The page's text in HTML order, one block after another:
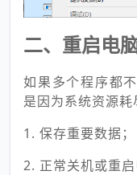
二、重启电
如果多个程序都
是因为系统资源耗
1. 保存重要数据；
2. 正常关机或重启